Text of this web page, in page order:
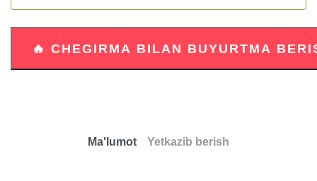
Ma'lumot Yetkazib berish